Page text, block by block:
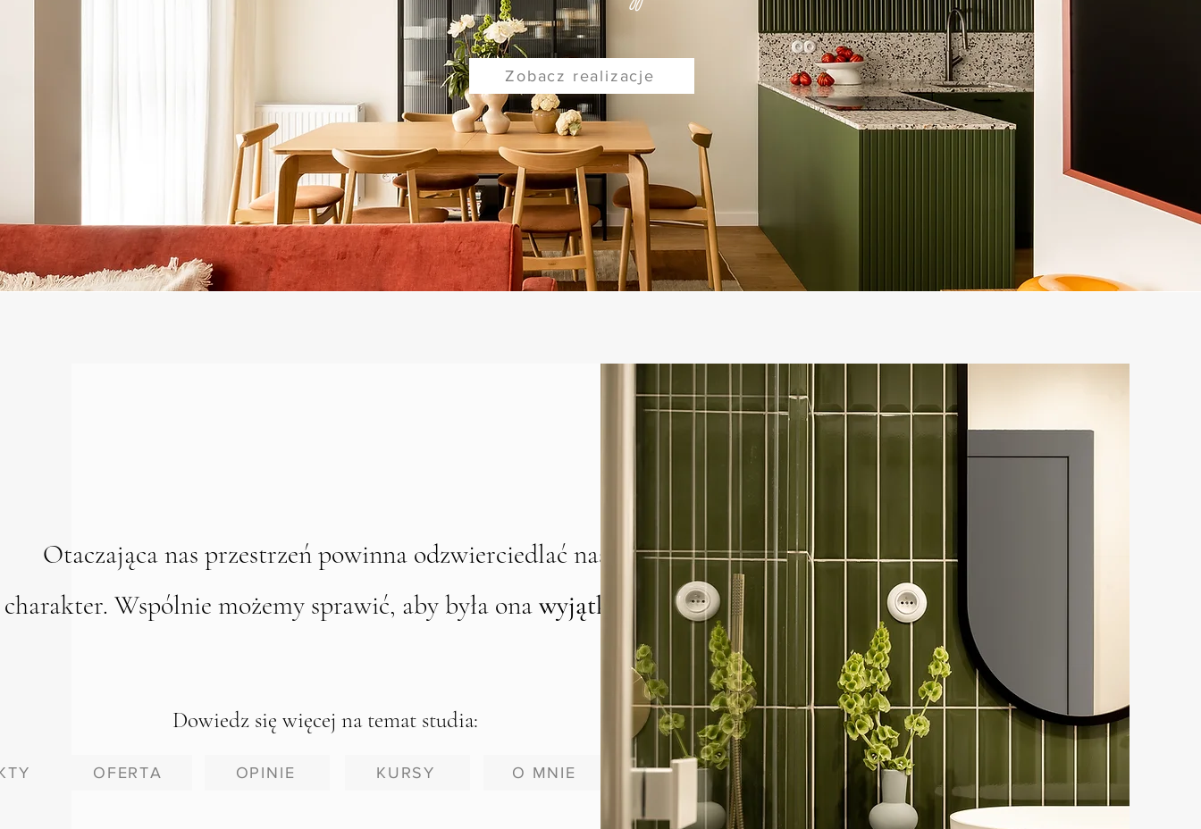
Zobacz realizacje
Otaczająca nas przestrzeń powinna odzwierciedlać nasz
charakter. Wspólnie możemy sprawić, aby była onawyjątkowa
Dowiedz się więcej na temat studia:
OFERTA OPINIE KURSY O MNIE BLOG